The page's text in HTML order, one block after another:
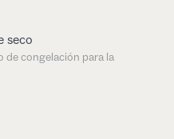
seco
congelación para la